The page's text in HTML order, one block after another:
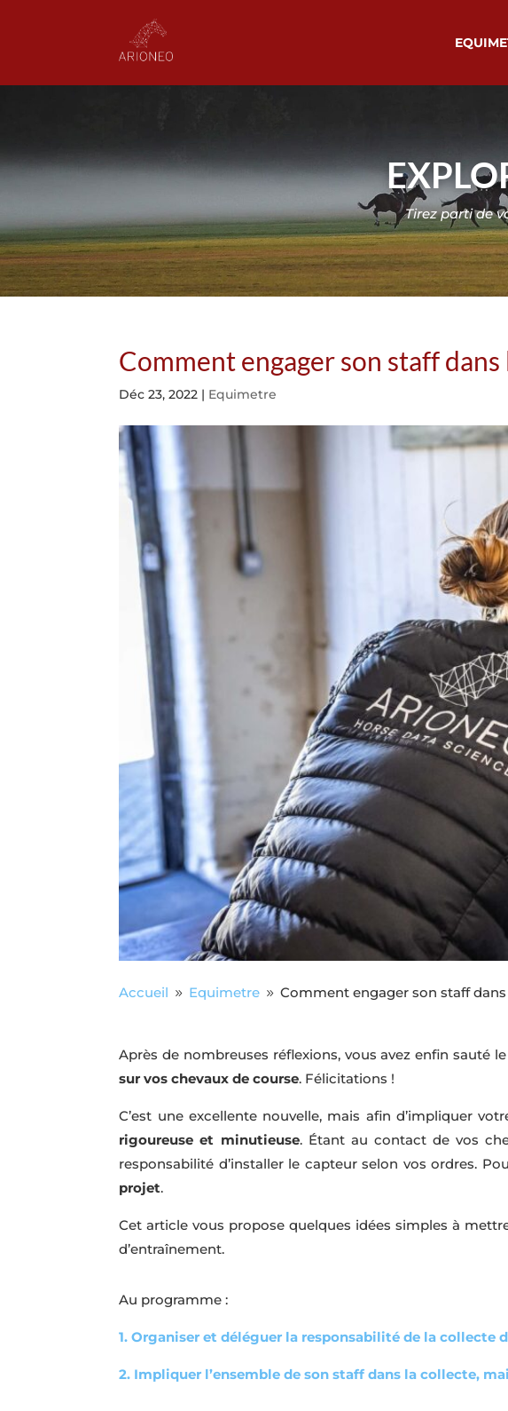
Tirez parti de
Comment engager son staff
Déc 23, 2022 | Equimetre
Accueil 9 Equimetre 9 Comment engager son staff
Après de nombreuses réflexions, vous avez enfin sauté
sur vos chevaux de course. Félicitations !
C’est une excellente nouvelle, mais afin d’impliquer
rigoureuse et minutieuse. Étant au contact de vos
responsabilité d’installer le capteur selon vos ordres.
projet.
Cet article vous propose quelques idées simples à
d’entraînement.
Au programme :
1. Organiser et déléguer la responsabilité de la collecte
2. Impliquer l’ensemble de son staff dans la collecte,